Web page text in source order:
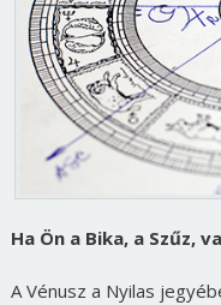
Ha Ön a Bika, a Szűz,
A Vénusz a Nyilas